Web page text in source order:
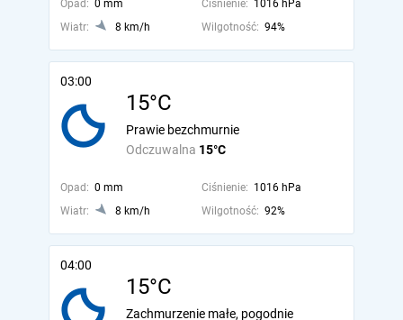
Opad: 0 mm Ciśnienie: 1016 hPa
Wiatr:
8 km/h Wilgotność: 94%
03:00
15°C
Odczuwalna 15°C
Prawie bezchmurnie
Opad: 0 mm Ciśnienie: 1016 hPa
Wiatr:
8 km/h Wilgotność: 92%
04:00
15°C
Zachmurzenie małe, pogodnie